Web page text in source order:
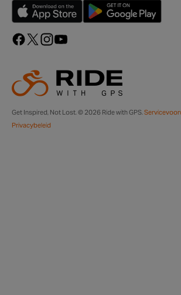
Get Inspired, Not Lost. © 2026 Ride with GPS.
Privacybeleid